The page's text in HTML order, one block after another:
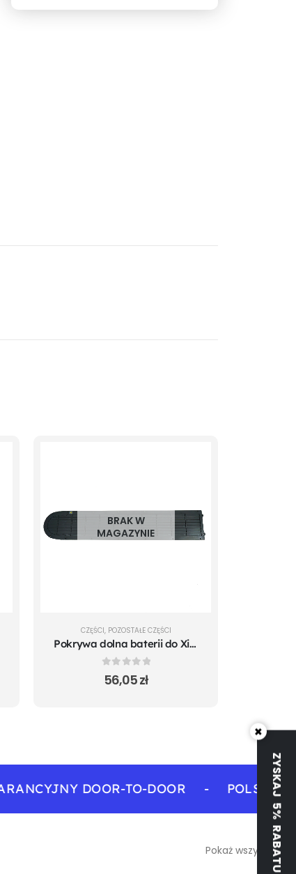
BRAK W
MAGAZYNIE
CZĘŚCI, POZOSTAŁE CZĘŚCI
Pokrywa dolna baterii do Xiaomi m365 Mi 1S
0out of 5
56,05zł
DOOR-TO-DOOR - POLSKA
Pokaż wszystkie
×
ZYSKAJ 5% RABATU